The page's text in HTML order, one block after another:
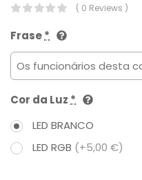
( 0 Reviews )
Frase*
Cor da Luz *
LED BRANCO
LED RGB (+5,00 €)